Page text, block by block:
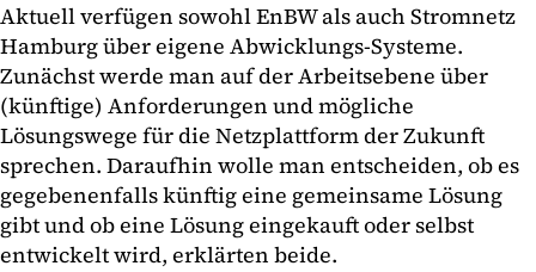
Aktuell verfügen sowohl EnBW als auch Stromnetz
Hamburg über eigene Abwicklungs-Systeme.
Zunächst werde man auf der Arbeitsebene über
(künftige) Anforderungen und mögliche
Lösungswege für die Netzplattform der Zukunft
sprechen. Daraufhin wolle man entscheiden, ob es
gegebenenfalls künftig eine gemeinsame Lösung
gibt und ob eine Lösung eingekauft oder selbst
entwickelt wird, erklärten beide.